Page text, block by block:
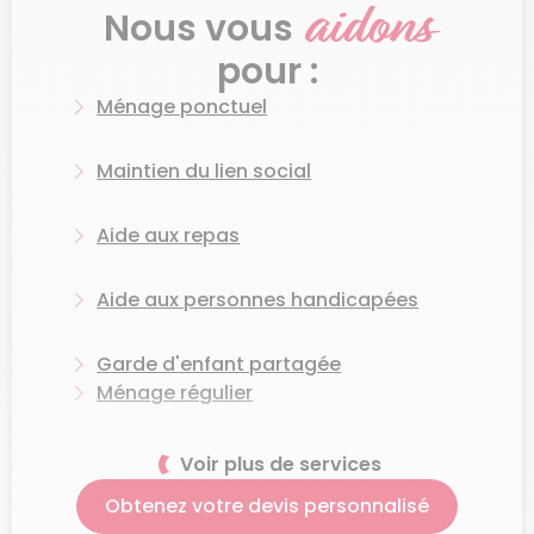
de ménage à Artois ?
En employant une femme de ménage à Artois,
vous pourrez vous décharger de nombreuses
Ménage régulier ou occasionnel
Nettoyage des salles d’eau et de la cuisine
Désinfection des toilettes
Repassage
Entretien du linge
Lavage des carreaux et des sols
Poussière
Nous vous aidons
pour :
Ménage ponctuel
Maintien du lien social
Aide aux repas
Aide aux personnes handicapées
Garde d'enfant partagée
Ménage régulier
Aide aux courses
Grand ménage de printemps
Voir plus de services
Obtenez votre devis personnalisé